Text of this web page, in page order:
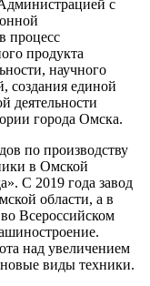
с
процесс
продукта
научного
создания единой
деятельности
города Омска.
по производству
в Омской
С 2019 года завод
области, а в
Всероссийском
над увеличением
виды техники.